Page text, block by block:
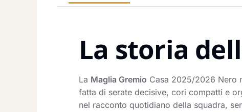
La storia
La Maglia Gremio Casa 2025/2026 Nero
fatta di serate decisive, cori compatti e
nel racconto quotidiano della squadra,